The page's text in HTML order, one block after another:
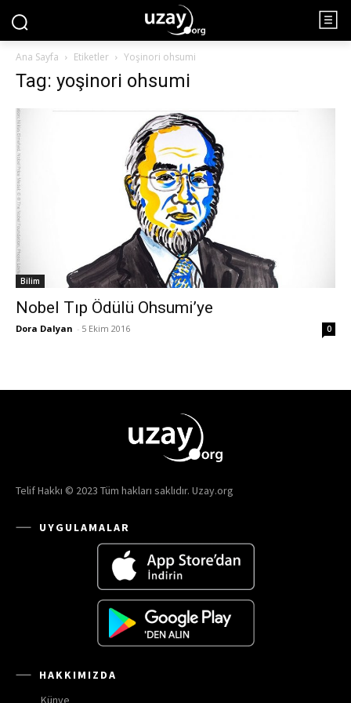
Ana Sayfa Etiketler Yoşinori ohsumi
Tag: yoşinori ohsumi
Bilim
Nobel Tıp Ödülü Ohsumi’ye
Dora Dalyan - 5 Ekim 2016 0
Telif Hakkı © 2023 Tüm hakları saklıdır. Uzay.org
UYGULAMALAR
HAKKIMIZDA
Künye